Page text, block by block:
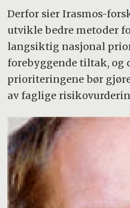
Derfor sier Irasmos-
utvikle bedre metoder
langsiktig nasjonal
forebyggende tiltak, og
prioriteringene bør
av faglige